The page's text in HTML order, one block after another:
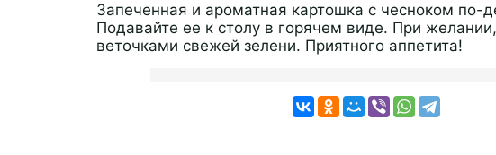
Запеченная и ароматная картошка с чесноком по-
Подавайте ее к столу в горячем виде. При
веточками свежей зелени. Приятного аппетита!